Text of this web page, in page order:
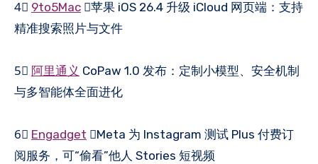
4⃣️ 9to5Mac ：苹果 iOS 26.4 升级 iCloud 网页端：支持
精准搜索照片与文件
5⃣️ 阿里通义 CoPaw 1.0 发布：定制小模型、安全机制
与多智能体全面进化
6⃣️ Engadget ：Meta 为 Instagram 测试 Plus 付费订
阅服务，可“偷看”他人 Stories 短视频